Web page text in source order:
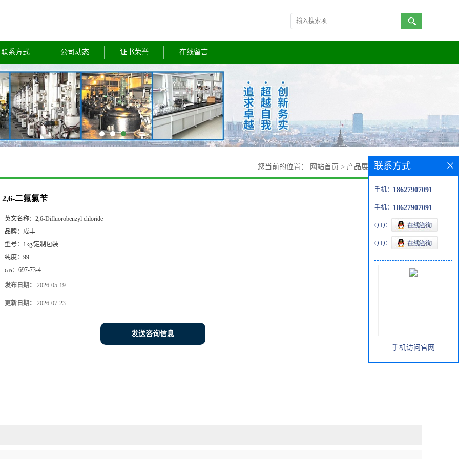
联系方式 公司动态 证书荣誉 在线留言
您当前的位置： 网站首页 > 产品展厅>2,6-二氟氯苄
2,6-二氟氯苄
英文名称： 2,6-Difluorobenzyl chloride
品牌： 成丰
型号： 1kg/定制包装
纯度： 99
cas： 697-73-4
发布日期： 2026-05-19
更新日期： 2026-07-23
发送咨询信息
联系方式
手机： 18627907091
手机： 18627907091
Q Q：
Q Q：
手机访问官网